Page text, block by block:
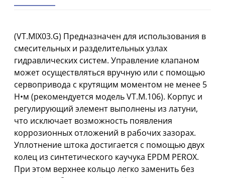
(VT.MIX03.G) Предназначен для использования в
смесительных и разделительных узлах
гидравлических систем. Управление клапаном
может осуществляться вручную или с помощью
сервопривода с крутящим моментом не менее 5
Н•м (рекомендуется модель VT.M.106). Корпус и
регулирующий элемент выполнены из латуни,
что исключает возможность появления
коррозионных отложений в рабочих зазорах.
Уплотнение штока достигается с помощью двух
колец из синтетического каучука EPDM PEROX.
При этом верхнее кольцо легко заменить без